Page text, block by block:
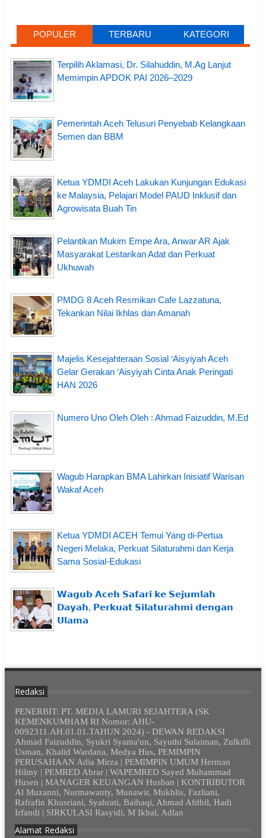
POPULER TERBARU KATEGORI
Terpilih Aklamasi, Dr. Silahuddin, M.Ag Lanjut
Memimpin APDOK PAI 2026–2029
Pemerintah Aceh Telusuri Penyebab Kelangkaan
Semen dan BBM
Ketua YDMDI Aceh Lakukan Kunjungan Edukasi
ke Malaysia, Pelajari Model PAUD Inklusif dan
Agrowisata Buah Tin
Pelantikan Mukim Empe Ara, Anwar AR Ajak
Masyarakat Lestarikan Adat dan Perkuat
Ukhuwah
PMDG 8 Aceh Resmikan Cafe Lazzatuna,
Tekankan Nilai Ikhlas dan Amanah
Majelis Kesejahteraan Sosial ‘Aisyiyah Aceh
Gelar Gerakan ‘Aisyiyah Cinta Anak Peringati
HAN 2026
Numero Uno Oleh Oleh : Ahmad Faizuddin, M.Ed
Wagub Harapkan BMA Lahirkan Inisiatif Warisan
Wakaf Aceh
Ketua YDMDI ACEH Temui Yang di-Pertua
Negeri Melaka, Perkuat Silaturahmi dan Kerja
Sama Sosial-Edukasi
𝗪𝗮𝗴𝘂𝗯 𝗔𝗰𝗲𝗵 𝗦𝗮𝗳𝗮𝗿𝗶 𝗸𝗲 𝗦𝗲𝗷𝘂𝗺𝗹𝗮𝗵
𝗗𝗮𝘆𝗮𝗵, 𝗣𝗲𝗿𝗸𝘂𝗮𝘁 𝗦𝗶𝗹𝗮𝘁𝘂𝗿𝗮𝗵𝗺𝗶 𝗱𝗲𝗻𝗴𝗮𝗻
𝗨𝗹𝗮𝗺𝗮
Redaksi
PENERBIT: PT. MEDIA LAMURI SEJAHTERA (SK
KEMENKUMHAM RI Nomor: AHU-
0092311.AH.01.01.TAHUN 2024) - DEWAN REDAKSI
Ahmad Faizuddin, Syukri Syama'un, Sayuthi Sulaiman, Zulkifli
Usman, Khalid Wardana, Medya Hus, PEMIMPIN
PERUSAHAAN Adia Mirza | PEMIMPIN UMUM Herman
Hilmy | PEMRED Abrar | WAPEMRED Sayed Muhammad
Husen | MANAGER KEUANGAN Husban | KONTRIBUTOR
Al Muzanni, Nurmawanty, Munawir, Mukhlis, Fazliani,
Rafrafin Khusriani, Syahrati, Baihaqi, Ahmad Afdhil, Hadi
Irfandi | SIRKULASI Rasyidi, M Ikbal, Adlan
Alamat Redaksi